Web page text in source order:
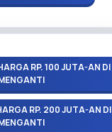
RP. 100 JUTA-AN DI
RP. 200 JUTA-AN DI